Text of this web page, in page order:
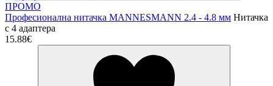
ПРОМО
Професионална нитачка MANNESMANN 2.4 - 4.8 мм Нитачка
с 4 адаптера
15.88€